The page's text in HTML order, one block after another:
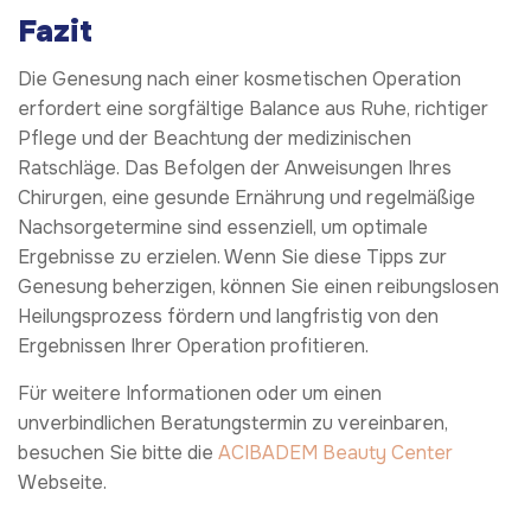
Fazit
Die Genesung nach einer kosmetischen Operation
erfordert eine sorgfältige Balance aus Ruhe, richtiger
Pflege und der Beachtung der medizinischen
Ratschläge. Das Befolgen der Anweisungen Ihres
Chirurgen, eine gesunde Ernährung und regelmäßige
Nachsorgetermine sind essenziell, um optimale
Ergebnisse zu erzielen. Wenn Sie diese Tipps zur
Genesung beherzigen, können Sie einen reibungslosen
Heilungsprozess fördern und langfristig von den
Ergebnissen Ihrer Operation profitieren.
Für weitere Informationen oder um einen
unverbindlichen Beratungstermin zu vereinbaren,
besuchen Sie bitte die ACIBADEM Beauty Center
Webseite.